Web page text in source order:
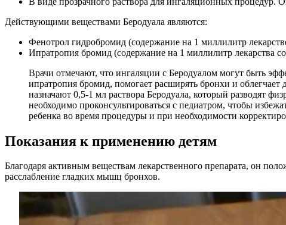
Действующими веществами Беродуала являются:
Фенотрол гидробромид (содержание на 1 миллилитр
Ипратропия бромид (содержание на 1 миллилитр лекарства
Врачи отмечают, что ингаляции с Беродуалом могут быть
ипратропия бромид, помогает расширять бронхи и
назначают 0,5-1 мл раствора Беродуала, который разводят
необходимо проконсультироваться с педиатром, чтобы
ребенка во время процедуры и при необходимости
Показания к применению детям
Благодаря активным веществам лекарственного препарата, он
расслабление гладких мышц бронхов.